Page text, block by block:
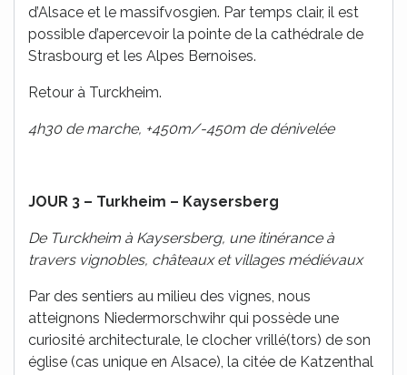
d’Alsace et le massifvosgien. Par temps clair, il est
possible d’apercevoir la pointe de la cathédrale de
Strasbourg et les Alpes Bernoises.
Retour à Turckheim.
4h30 de marche, +450m/-450m de dénivelée
JOUR 3 – Turkheim – Kaysersberg
De Turckheim à Kaysersberg, une itinérance à
travers vignobles, châteaux et villages médiévaux
Par des sentiers au milieu des vignes, nous
atteignons Niedermorschwihr qui possède une
curiosité architecturale, le clocher vrillé(tors) de son
église (cas unique en Alsace), la citée de Katzenthal